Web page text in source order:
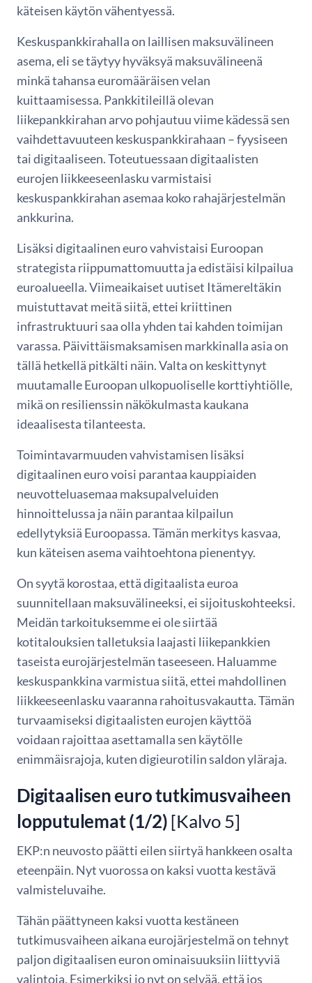
käteisen käytön vähentyessä.
Keskuspankkirahalla on laillisen maksuvälineen
asema, eli se täytyy hyväksyä maksuvälineenä
minkä tahansa euromääräisen velan
kuittaamisessa. Pankkiti­leillä olevan
liikepankkirahan arvo pohjautuu viime kädessä sen
vaihdettavuu­teen keskuspankkirahaan – fyysiseen
tai digitaaliseen. Toteutuessaan digitaa­listen
eurojen liikkeeseenlasku varmistaisi
keskuspankkirahan asemaa koko rahajärjestelmän
ankkurina.
Lisäksi digitaalinen euro vahvistaisi Euroopan
strategista riippumattomuutta ja edistäisi kilpailua
euroalueella. Viimeaikaiset uutiset Itämereltäkin
muistuttavat meitä siitä, ettei kriittinen
infrastruktuuri saa olla yhden tai kahden toimijan
varassa. Päivittäismaksamisen markkinalla asia on
tällä hetkellä pitkälti näin. Valta on keskittynyt
muutamalle Euroopan ulkopuoliselle korttiyhtiölle,
mikä on resilienssin näkökulmasta kaukana
ideaalisesta tilanteesta.
Toimintavarmuuden vahvistamisen lisäksi
digitaalinen euro voisi parantaa kauppiaiden
neuvotteluasemaa maksupalveluiden
hinnoittelussa ja näin parantaa kilpailun
edellytyksiä Euroopassa. Tämän merkitys kasvaa,
kun käteisen asema vaihtoehtona pienentyy.
On syytä korostaa, että digitaalista euroa
suunnitellaan maksuvälineeksi, ei sijoituskohteeksi.
Meidän tarkoituksemme ei ole siirtää
kotitalouksien talletuksia laajasti liikepankkien
taseista eurojärjestelmän taseeseen. Haluamme
keskus­pank­kina varmistua siitä, ettei mahdollinen
liikkeeseenlasku vaaranna rahoitus­vakautta. Tämän
turvaamiseksi digitaalisten eurojen käyttöä
voidaan rajoittaa asettamalla sen käytölle
enimmäisrajoja, kuten digieurotilin saldon yläraja.
Digitaalisen euro tutkimusvaiheen
lopputulemat (1/2)[Kalvo 5]
EKP:n neuvosto päätti eilen siirtyä hankkeen osalta
eteenpäin. Nyt vuorossa on kaksi vuotta kestävä
valmisteluvaihe.
Tähän päättyneen kaksi vuotta kestäneen
tutkimusvaiheen aikana eurojärjestelmä on tehnyt
paljon digitaalisen euron ominaisuuksiin liittyviä
valintoja. Esimerkiksi jo nyt on selvää, että jos